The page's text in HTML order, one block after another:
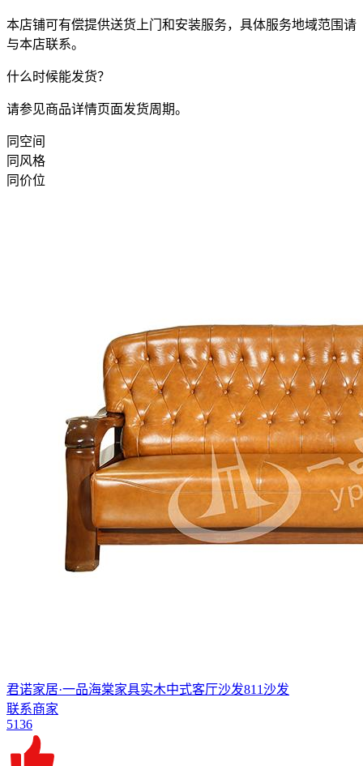
本店铺可有偿提供送货上门和安装服务，具体服务地域范围请
与本店联系。
什么时候能发货？
请参见商品详情页面发货周期。
同空间
同风格
同价位
君诺家居·一品海棠家具实木中式客厅沙发811沙发
联系商家
5136